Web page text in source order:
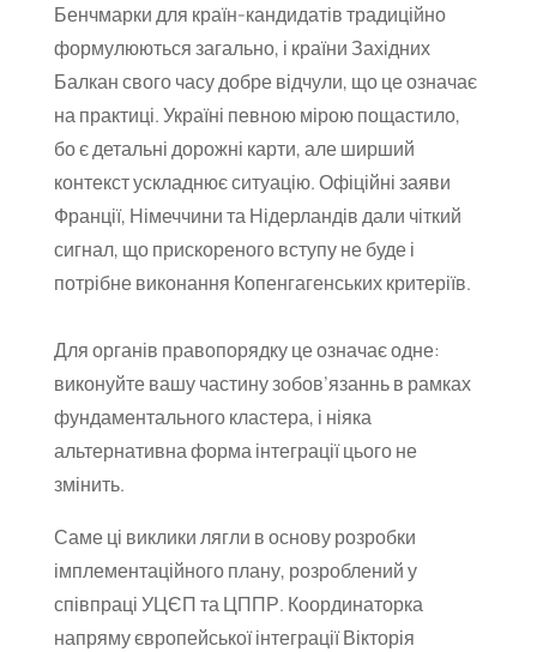
Бенчмарки для країн-кандидатів традиційно
формулюються загально, і країни Західних
Балкан свого часу добре відчули, що це означає
на практиці. Україні певною мірою пощастило,
бо є детальні дорожні карти, але ширший
контекст ускладнює ситуацію. Офіційні заяви
Франції, Німеччини та Нідерландів дали чіткий
сигнал, що прискореного вступу не буде і
потрібне виконання Копенгагенських критеріїв.
Для органів правопорядку це означає одне:
виконуйте вашу частину зобов’язаннь в рамках
фундаментального кластера, і ніяка
альтернативна форма інтеграції цього не
змінить.
Саме ці виклики лягли в основу розробки
імплементаційного плану, розроблений у
співпраці УЦЄП та ЦППР. Координаторка
напряму європейської інтеграції Вікторія